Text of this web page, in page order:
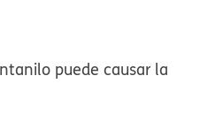
puede causar la